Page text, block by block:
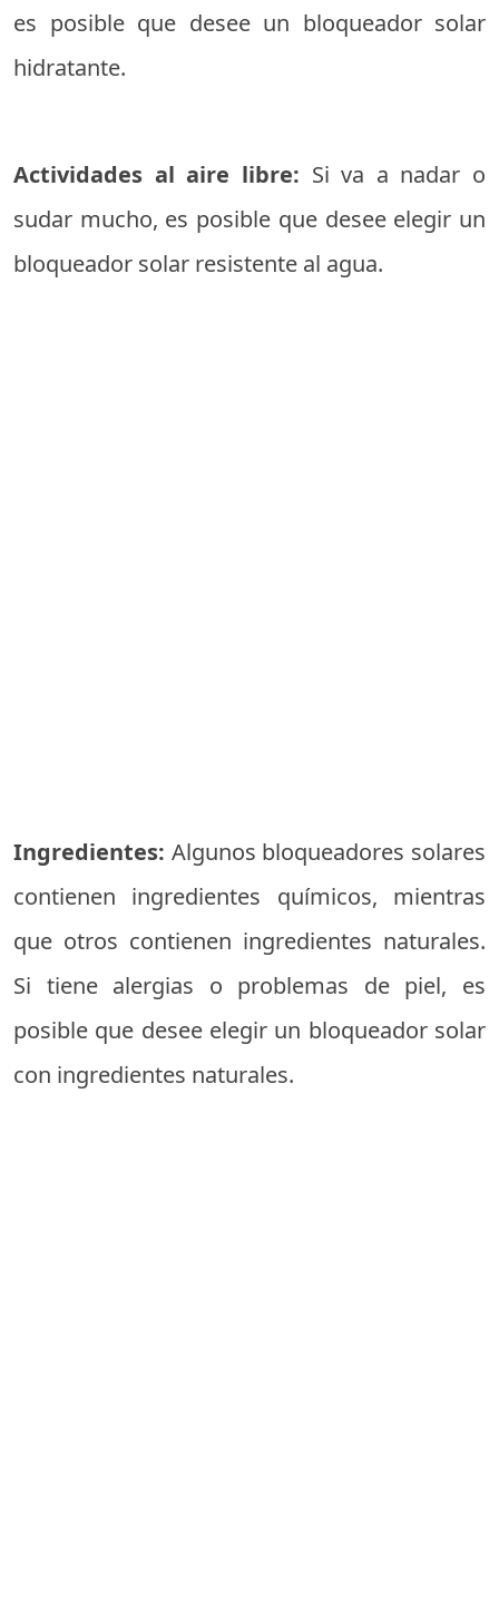
es posible que desee un bloqueador solar
hidratante.
Actividades al aire libre: Si va a nadar o
sudar mucho, es posible que desee elegir un
bloqueador solar resistente al agua.
Ingredientes: Algunos bloqueadores solares
contienen ingredientes químicos, mientras
que otros contienen ingredientes naturales.
Si tiene alergias o problemas de piel, es
posible que desee elegir un bloqueador solar
con ingredientes naturales.